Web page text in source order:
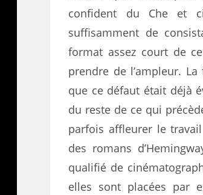
confident du Che et
suffisamment de
format assez court de
prendre de l’ampleur.
que ce défaut était déjà
du reste de ce qui
parfois affleurer le
des romans
qualifié de
elles sont placées par